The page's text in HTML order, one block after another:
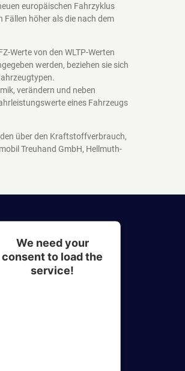
europäischen Fahrzyklus
Fällen höher als die nach dem
Werte von den WLTP-Werten
werden, beziehen sie sich
verändern und neben
eines Fahrzeugs
über den Kraftstoffverbrauch,
Treuhand GmbH, Hellmuth-
We need your
consent to load the
service!